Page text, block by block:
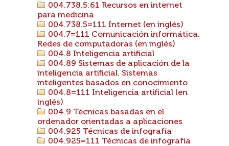
004.738.5:61 Recursos en internet
para medicina
004.738.5=111 Internet (en inglés)
004.7=111 Comunicación informática.
Redes de computadoras (en inglés)
004.8 Inteligencia artificial
004.89 Sistemas de aplicación de la
inteligencia artificial. Sistemas
inteligentes basados en conocimiento
004.8=111 Inteligencia artificial (en
inglés)
004.9 Técnicas basadas en el
ordenador orientadas a aplicaciones
004.925 Técnicas de infografía
004.925=111 Técnicas de infografía